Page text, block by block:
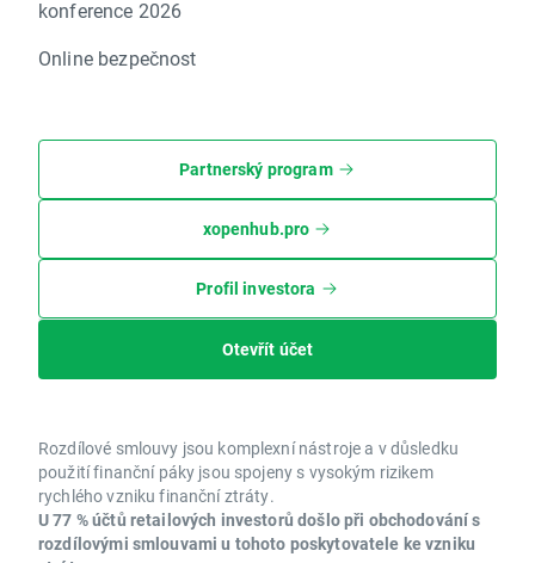
konference 2026
Online bezpečnost
Partnerský program
xopenhub.pro
Profil investora
Otevřít účet
Rozdílové smlouvy jsou komplexní nástroje a v důsledku
použití finanční páky jsou spojeny s vysokým rizikem
rychlého vzniku finanční ztráty.
U 77 % účtů retailových investorů došlo při obchodování s
rozdílovými smlouvami u tohoto poskytovatele ke vzniku